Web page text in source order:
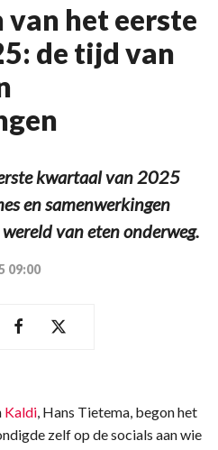
het eerste
de tijd van
kwartaal van 2025
en samenwerkingen
van eten onderweg.
09:00
Kaldi , Hans Tietema, begon het
zelf op de socials aan wie